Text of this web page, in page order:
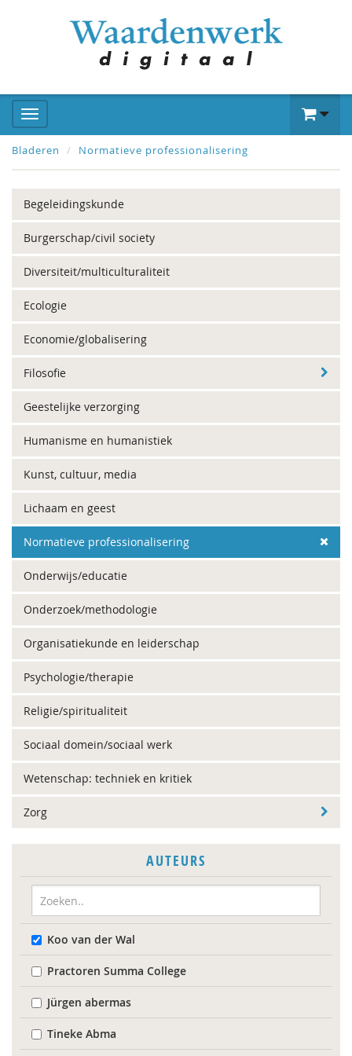
Bladeren Normatieve professionalisering
Begeleidingskunde
Burgerschap/civil society
Diversiteit/multiculturaliteit
Ecologie
Economie/globalisering
Filosofie
Geestelijke verzorging
Humanisme en humanistiek
Kunst, cultuur, media
Lichaam en geest
Normatieve professionalisering
Onderwijs/educatie
Onderzoek/methodologie
Organisatiekunde en leiderschap
Psychologie/therapie
Religie/spiritualiteit
Sociaal domein/sociaal werk
Wetenschap: techniek en kritiek
Zorg
AUTEURS
Koo van der Wal
Practoren Summa College
Jürgen abermas
Tineke Abma